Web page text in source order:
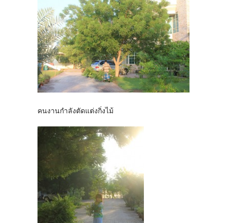
คนงานกำลังตัดแต่งกิ่งไม้